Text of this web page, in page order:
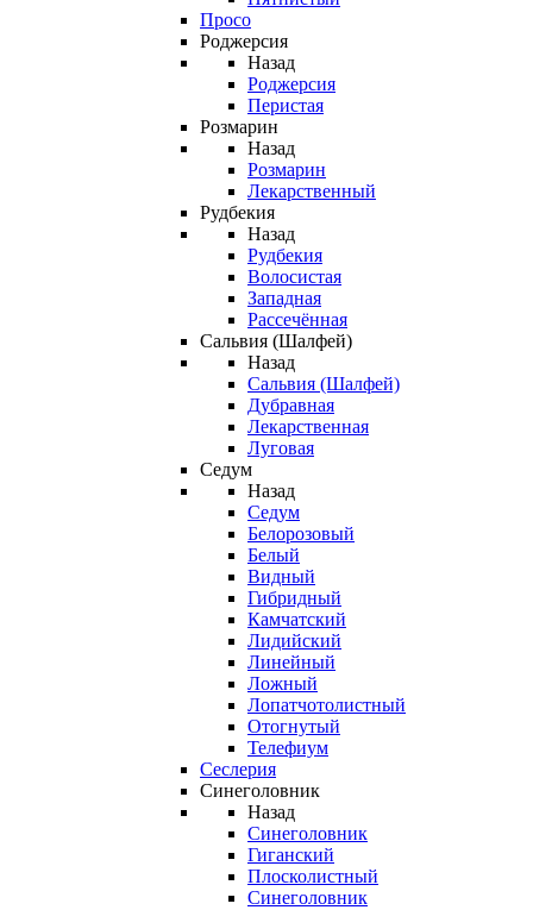
Просо
Роджерсия
Назад
Роджерсия
Перистая
Розмарин
Назад
Розмарин
Лекарственный
Рудбекия
Назад
Рудбекия
Волосистая
Западная
Рассечённая
Сальвия (Шалфей)
Назад
Сальвия (Шалфей)
Дубравная
Лекарственная
Луговая
Седум
Назад
Седум
Белорозовый
Белый
Видный
Гибридный
Камчатский
Лидийский
Линейный
Ложный
Лопатчотолистный
Отогнутый
Телефиум
Сеслерия
Синеголовник
Назад
Синеголовник
Гиганский
Плосколистный
Синеголовник